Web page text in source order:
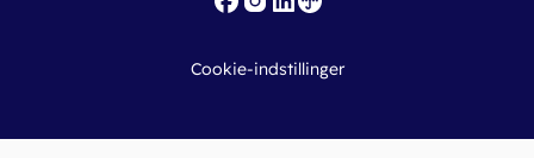
Cookie-indstillinger